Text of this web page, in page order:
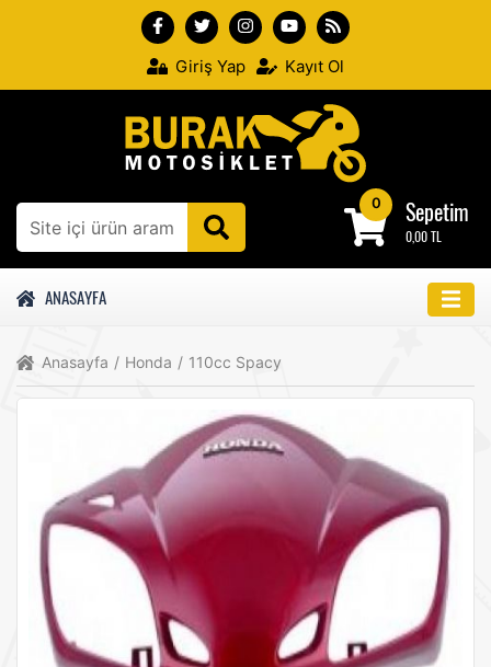
Giriş Yap Kayıt Ol
0 Sepetim
0,00 TL
ANASAYFA
Anasayfa / Honda / 110cc Spacy